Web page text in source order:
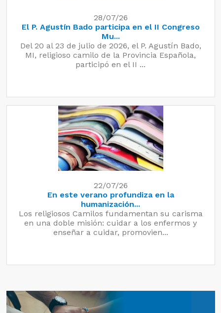
28/07/26
El P. Agustín Bado participa en el II Congreso
Mu...
Del 20 al 23 de julio de 2026, el P. Agustín Bado,
MI, religioso camilo de la Provincia Española,
participó en el II ...
22/07/26
En este verano profundiza en la
humanización...
Los religiosos Camilos fundamentan su carisma
en una doble misión: cuidar a los enfermos y
enseñar a cuidar, promovien...